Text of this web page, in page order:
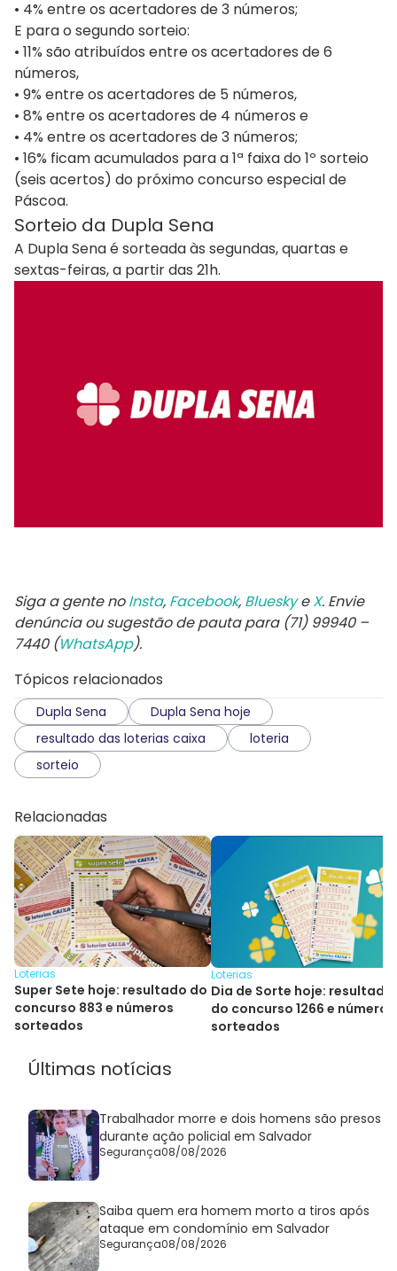
• 4% entre os acertadores de 3 números;
E para o segundo sorteio:
• 11% são atribuídos entre os acertadores de 6
números,
• 9% entre os acertadores de 5 números,
• 8% entre os acertadores de 4 números e
• 4% entre os acertadores de 3 números;
• 16% ficam acumulados para a 1ª faixa do 1º sorteio
(seis acertos) do próximo concurso especial de
Páscoa.
Sorteio​​ da Dupla Sena
A Dupla Sena é sorteada às segundas, quartas e
sextas-feiras, a partir das 21h.
Siga a gente noInsta, Facebook, BlueskyeX. Envie
denúncia ou sugestão de pauta para (71) 99940 –
7440 (WhatsApp).
Tópicos relacionados
Dupla Sena
Dupla Sena hoje
resultado das loterias caixa
loteria
sorteio
Relacionadas
Loterias
Super Sete hoje: resultado do
concurso 883 e números
sorteados
Loterias
Dia de Sorte hoje: resultado
do concurso 1266 e números
sorteados
Últimas notícias
Trabalhador morre e dois homens são presos
durante ação policial em Salvador
Segurança08/08/2026
Saiba quem era homem morto a tiros após
ataque em condomínio em Salvador
Segurança08/08/2026